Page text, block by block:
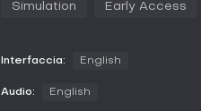
allagamenti o capovolgimenti. Il
restare a galla. Pur offrendo
Simulation Early Access
Interfaccia: English
Audio: English